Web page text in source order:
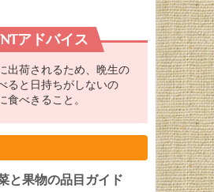
アドバイス
出荷されるため、晩生の
ると日持ちがしないの
食べきること。
果物の品目ガイド